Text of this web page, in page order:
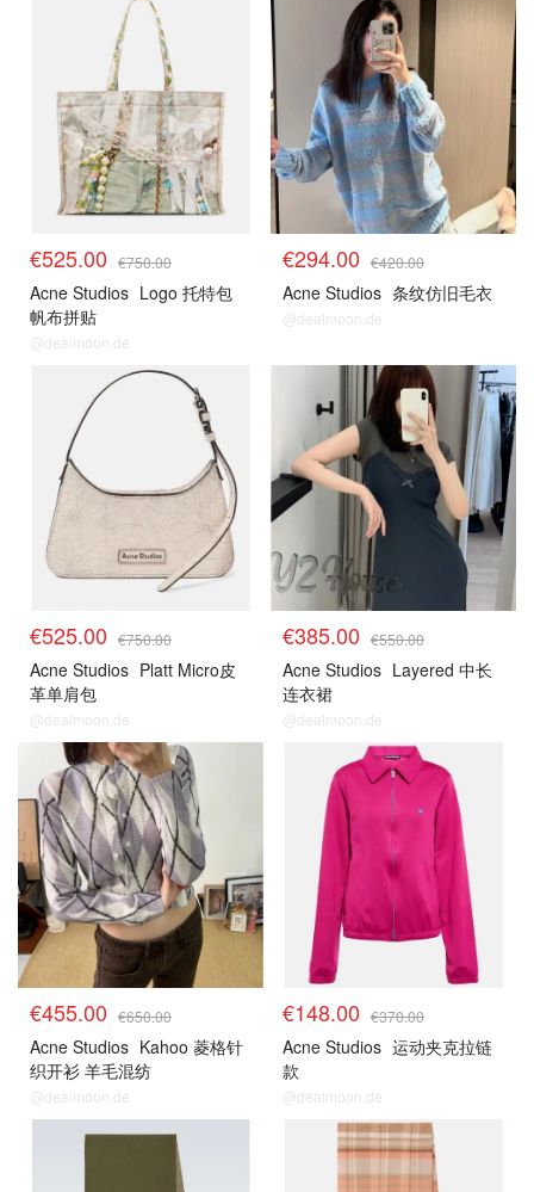
€525.00 €750.00
Acne Studios Logo 托特包
帆布拼贴
@dealmoon.de
€294.00 €420.00
Acne Studios 条纹仿旧毛衣
@dealmoon.de
€525.00 €750.00
Acne Studios Platt Micro皮
革单肩包
@dealmoon.de
€385.00 €550.00
Acne Studios Layered 中长
连衣裙
@dealmoon.de
€455.00 €650.00
Acne Studios Kahoo 菱格针
织开衫 羊毛混纺
@dealmoon.de
€148.00 €370.00
Acne Studios 运动夹克拉链
款
@dealmoon.de